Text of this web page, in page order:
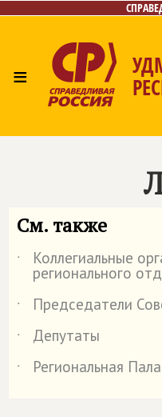
≡
См. также
˙ Коллегиальные
регионального
˙
Председатели
˙
Депутаты
˙
Региональная